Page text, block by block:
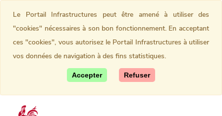
Le Portail Infrastructures peut être amené à utiliser des
"cookies" nécessaires à son bon fonctionnement. En acceptant
ces "cookies", vous autorisez le Portail Infrastructures à utiliser
vos données de navigation à des fins statistiques.
Accepter Refuser